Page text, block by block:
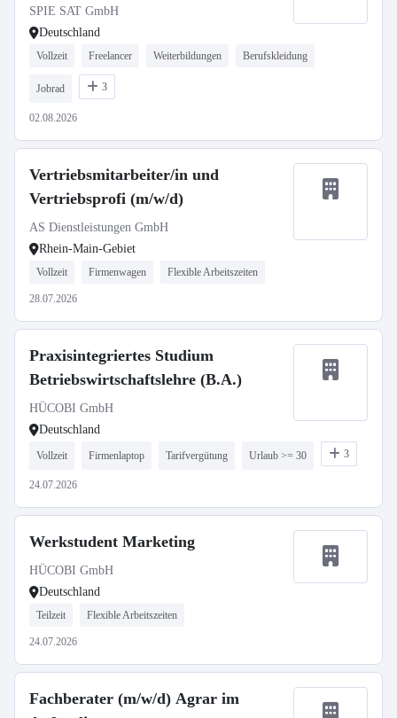
SPIE SAT GmbH
Deutschland
Vollzeit Freelancer Weiterbildungen Berufskleidung
Jobrad 3
02.08.2026
Vertriebsmitarbeiter/in und
Vertriebsprofi (m/w/d)
AS Dienstleistungen GmbH
Rhein-Main-Gebiet
Vollzeit Firmenwagen Flexible Arbeitszeiten
28.07.2026
Praxisintegriertes Studium
Betriebswirtschaftslehre (B.A.)
HÜCOBI GmbH
Deutschland
Vollzeit Firmenlaptop Tarifvergütung Urlaub >= 30 3
24.07.2026
Werkstudent Marketing
HÜCOBI GmbH
Deutschland
Teilzeit Flexible Arbeitszeiten
24.07.2026
Fachberater (m/w/d) Agrar im